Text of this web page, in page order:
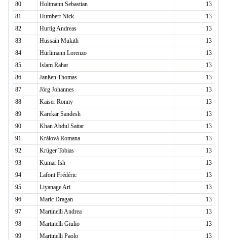
80
Holtmann Sebastian
13
81
Humbert Nick
13
82
Hurtig Andreas
13
83
Hussain Mukith
13
84
Hürlimann Lorenzo
13
85
Islam Rahat
13
86
Janßen Thomas
13
87
Jörg Johannes
13
88
Kaiser Ronny
13
89
Karekar Sandesh
13
90
Khan Abdul Sattar
13
91
Králová Romana
13
92
Krüger Tobias
13
93
Kumar Ish
13
94
Lafont Frédéric
13
95
Liyanage Ari
13
96
Maric Dragan
13
97
Martinelli Andrea
13
98
Martinelli Giulio
13
99
Martinelli Paolo
13